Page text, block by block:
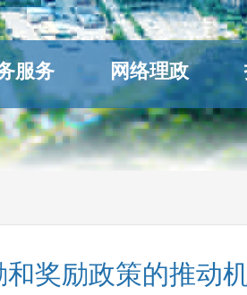
服务 网络理政
奖励政策的推动